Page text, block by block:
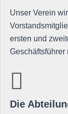
Unser Verein
ersten und
Geschäftsführer
Die